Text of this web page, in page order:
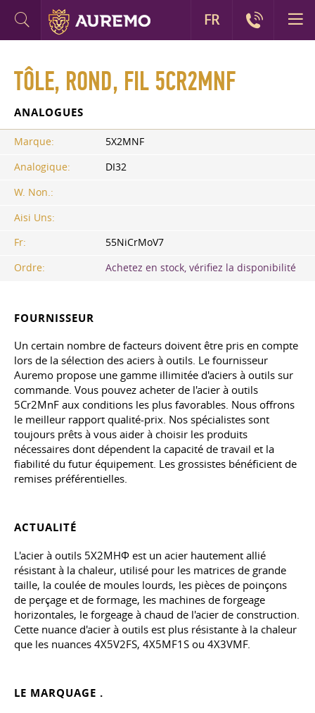
TÔLE, ROND, FIL 5CR2MNF
ANALOGUES
Marque:
5X2MNF
Analogique:
DI32
W. Non.:
Aisi Uns:
Fr:
55NiCrMoV7
Ordre:
Achetez en stock, vérifiez la disponibilité
FOURNISSEUR
Un certain nombre de facteurs doivent être pris en compte
lors de la sélection des aciers à outils. Le fournisseur
Auremo propose une gamme illimitée d'aciers à outils sur
commande. Vous pouvez acheter de l'acier à outils
5Cr2MnF aux conditions les plus favorables. Nous offrons
le meilleur rapport qualité-prix. Nos spécialistes sont
toujours prêts à vous aider à choisir les produits
nécessaires dont dépendent la capacité de travail et la
fiabilité du futur équipement. Les grossistes bénéficient de
remises préférentielles.
ACTUALITÉ
L'acier à outils 5Х2МНФ est un acier hautement allié
résistant à la chaleur, utilisé pour les matrices de grande
taille, la coulée de moules lourds, les pièces de poinçons
de perçage et de formage, les machines de forgeage
horizontales, le forgeage à chaud de l'acier de construction.
Cette nuance d'acier à outils est plus résistante à la chaleur
que les nuances 4X5V2FS, 4X5MF1S ou 4X3VMF.
LE MARQUAGE .
FR